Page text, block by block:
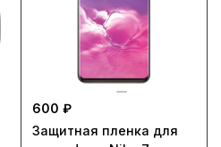
600 ₽
Защитная пленка для